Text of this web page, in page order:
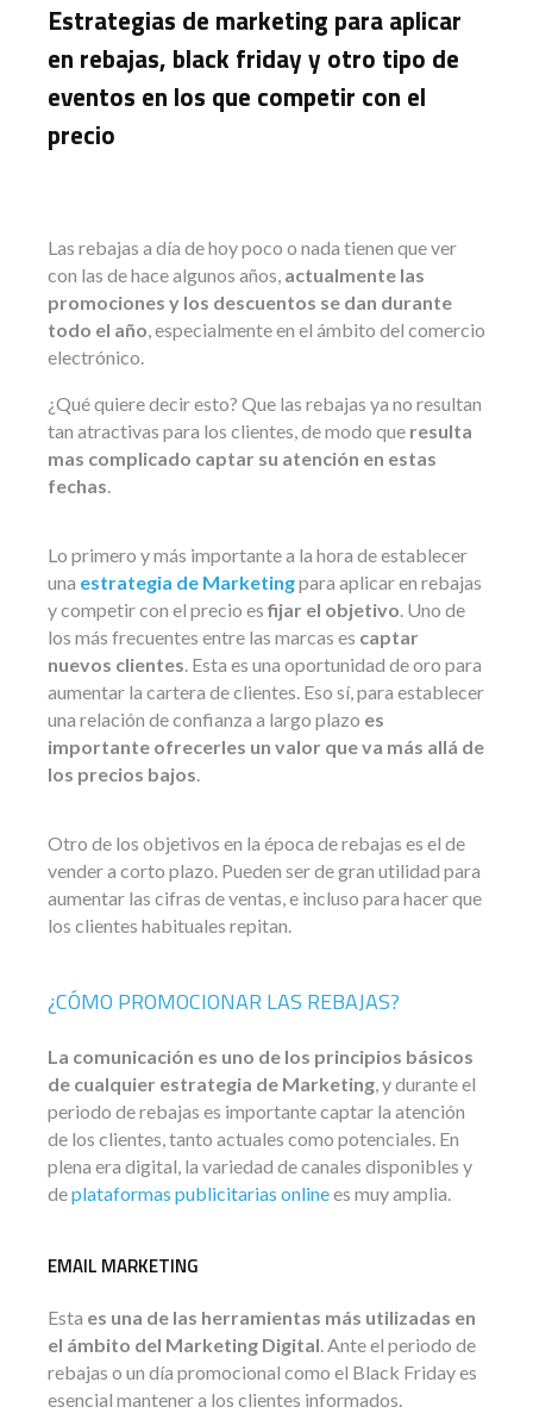
Estrategias de marketing para aplicar
en rebajas, black friday y otro tipo de
eventos en los que competir con el
precio
Las rebajas a día de hoy poco o nada tienen que ver
con las de hace algunos años, actualmente las
promociones y los descuentos se dan durante
todo el año, especialmente en el ámbito del comercio
electrónico.
¿Qué quiere decir esto? Que las rebajas ya no resultan
tan atractivas para los clientes, de modo que resulta
mas complicado captar su atención en estas
fechas.
Lo primero y más importante a la hora de establecer
una estrategia de Marketingpara aplicar en rebajas
y competir con el precio esfijar el objetivo. Uno de
los más frecuentes entre las marcas es captar
nuevos clientes. Esta es una oportunidad de oro para
aumentar la cartera de clientes. Eso sí, para establecer
una relación de confianza a largo plazo es
importante ofrecerles un valor que va más allá de
los precios bajos.
Otro de los objetivos en la época de rebajas es el de
vender a corto plazo. Pueden ser de gran utilidad para
aumentar las cifras de ventas, e incluso para hacer que
los clientes habituales repitan.
¿CÓMO PROMOCIONAR LAS REBAJAS?
La comunicación es uno de los principios básicos
de cualquier estrategia de Marketing, y durante el
periodo de rebajas es importante captar la atención
de los clientes, tanto actuales como potenciales. En
plena era digital, la variedad de canales disponibles y
deplataformas publicitarias onlinees muy amplia.
EMAIL MARKETING
Esta es una de las herramientas más utilizadas en
el ámbito del Marketing Digital. Ante el periodo de
rebajas o un día promocional como el Black Friday es
esencial mantener a los clientes informados.